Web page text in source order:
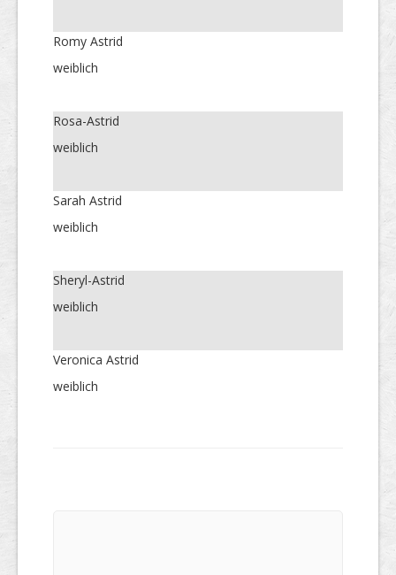
Romy Astrid
weiblich
Rosa-Astrid
weiblich
Sarah Astrid
weiblich
Sheryl-Astrid
weiblich
Veronica Astrid
weiblich